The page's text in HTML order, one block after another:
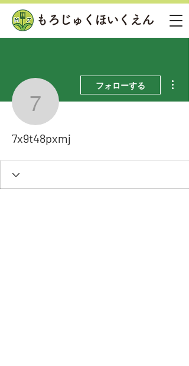
7x9t48pxmj
フォローする
7x9t48pxmj